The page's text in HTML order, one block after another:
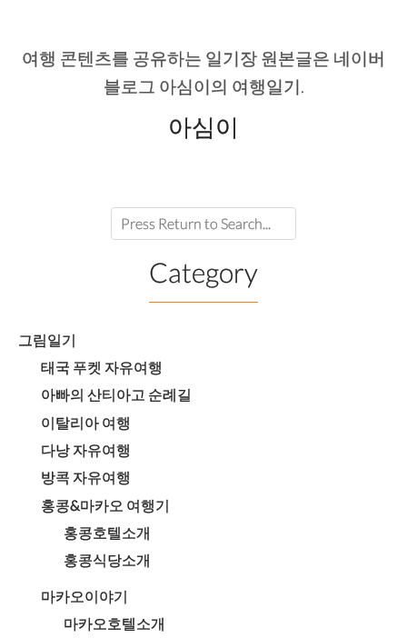
여행 콘텐츠를 공유하는 일기장 원본글은 네이버
블로그 아심이의 여행일기.
아심이
Category
그림일기
태국 푸켓 자유여행
아빠의 산티아고 순례길
이탈리아 여행
다낭 자유여행
방콕 자유여행
홍콩&마카오 여행기
홍콩호텔소개
홍콩식당소개
마카오이야기
마카오호텔소개